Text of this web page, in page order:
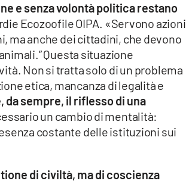
e senza volontà politica restano
Ecozoofile OIPA. «Servono azioni
ma anche dei cittadini, che devono
Questa situazione
Non si tratta solo di un problema
etica, mancanza di legalità e
da sempre, il riflesso di una
un cambio di mentalità:
costante delle istituzioni sui
di civiltà, ma di coscienza